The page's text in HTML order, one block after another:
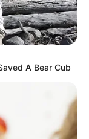
A Bear Cub